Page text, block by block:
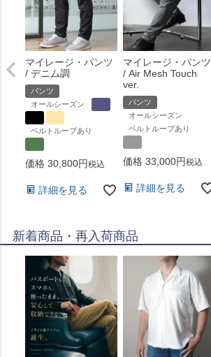
マイレージ・パンツ
/ デニム調
パンツ
オールシーズン
ベルトループあり
価格 30,800 税込
詳細を見る
マイレージ・パンツ
/ Air Mesh Touch
ver.
パンツ
オールシーズン
ベルトループあり
価格 33,000 税込
詳細を見る
新着商品・再入荷商品